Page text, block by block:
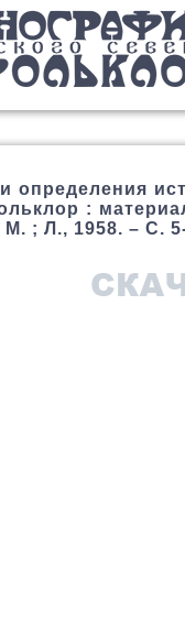
определения
:
; Л., 1958. – С.